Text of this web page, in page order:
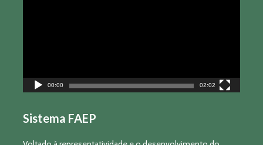
00:00 02:02
Sistema FAEP